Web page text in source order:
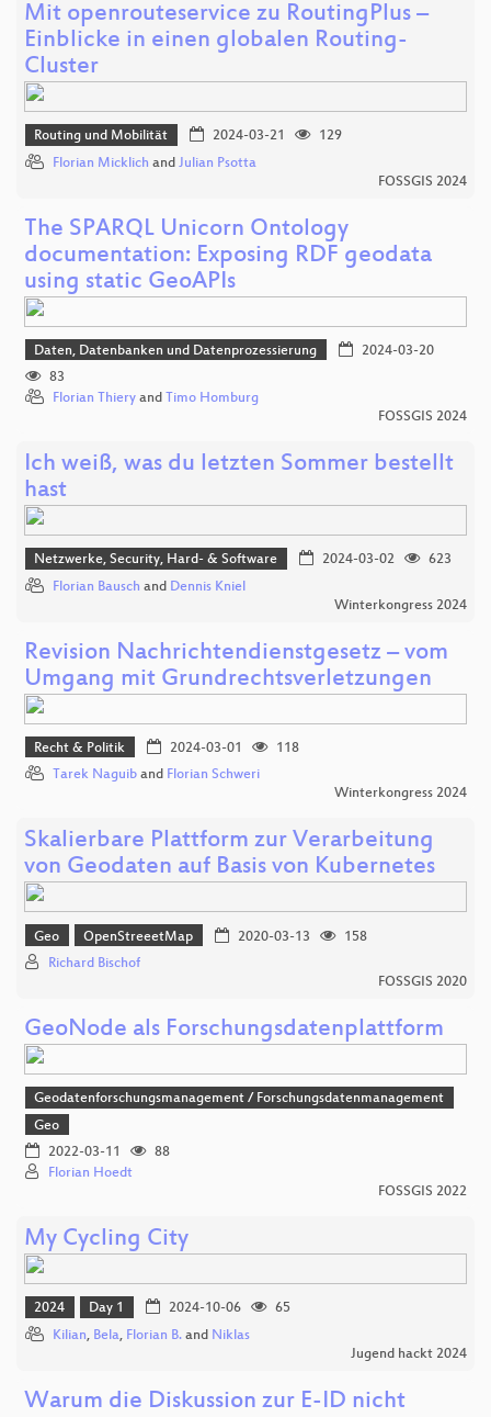
Mit openrouteservice zu RoutingPlus –
Einblicke in einen globalen Routing-
Cluster
Routing und Mobilität 2024-03-21
129
Florian Micklich and Julian Psotta
FOSSGIS 2024
The SPARQL Unicorn Ontology
documentation: Exposing RDF geodata
using static GeoAPIs
Daten, Datenbanken und Datenprozessierung
2024-03-20
83
Florian Thiery and Timo Homburg
FOSSGIS 2024
Ich weiß, was du letzten Sommer bestellt
hast
Netzwerke, Security, Hard- & Software 2024-03-02
623
Florian Bausch and Dennis Kniel
Winterkongress 2024
Revision Nachrichtendienstgesetz – vom
Umgang mit Grundrechtsverletzungen
Recht & Politik 2024-03-01
118
Tarek Naguib and Florian Schweri
Winterkongress 2024
Skalierbare Plattform zur Verarbeitung
von Geodaten auf Basis von Kubernetes
Geo OpenStreeetMap 2020-03-13
158
Richard Bischof
FOSSGIS 2020
GeoNode als Forschungsdatenplattform
Geodatenforschungsmanagement / Forschungsdatenmanagement
Geo
2022-03-11
88
Florian Hoedt
FOSSGIS 2022
My Cycling City
2024 Day 1 2024-10-06
65
Kilian, Bela, Florian B. and Niklas
Jugend hackt 2024
Warum die Diskussion zur E-ID nicht